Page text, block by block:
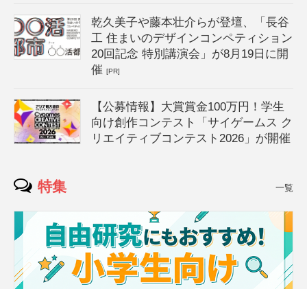
乾久美子や藤本壮介らが登壇、「長谷
工 住まいのデザインコンペティション
20回記念 特別講演会」が8月19日に開
催[PR]
【公募情報】大賞賞金100万円！学生
向け創作コンテスト「サイゲームス ク
リエイティブコンテスト2026」が開催
特集 一覧